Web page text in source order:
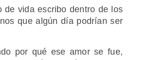
de vida escribo dentro de los
que algún día podrían ser
por qué ese amor se fue,